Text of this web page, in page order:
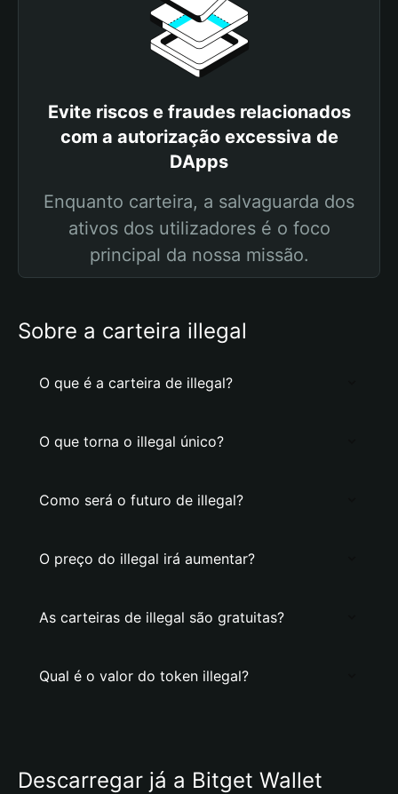
Evite riscos e fraudes relacionados
com a autorização excessiva de
DApps
Enquanto carteira, a salvaguarda dos
ativos dos utilizadores é o foco
principal da nossa missão.
Sobre a carteira illegal
O que é a carteira de illegal?
O que torna o illegal único?
Como será o futuro de illegal?
O preço do illegal irá aumentar?
As carteiras de illegal são gratuitas?
Qual é o valor do token illegal?
Descarregar já a Bitget Wallet